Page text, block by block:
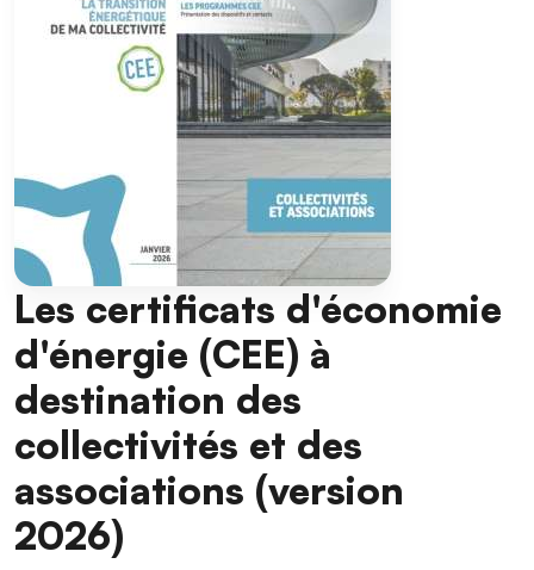
Les certificats d'économie
d'énergie (CEE) à
destination des
collectivités et des
associations (version
2026)